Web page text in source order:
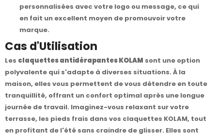
personnalisées avec votre logo ou message, ce qui
en fait un excellent moyen de promouvoir votre
marque.
Cas d'Utilisation
Les claquettes antidérapantes KOLAM sont une option
polyvalente qui s'adapte à diverses situations. À la
maison, elles vous permettent de vous détendre en toute
tranquillité, offrant un confort optimal après une longue
journée de travail. Imaginez-vous relaxant sur votre
terrasse, les pieds frais dans vos claquettes KOLAM, tout
en profitant de l'été sans craindre de glisser. Elles sont